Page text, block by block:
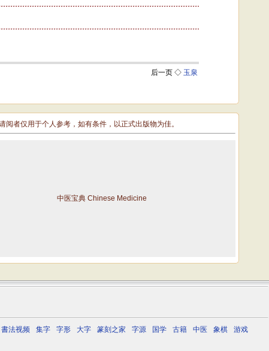
者仅用于个人参考，如有条件，以正式出版物为佳。
中医宝典 Chinese Medicine
書法视频 集字 字形 大字 篆刻之家 字源 国学 古籍 中医 象棋
游戏